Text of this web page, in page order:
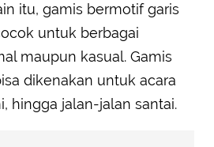
itu, gamis bermotif garis
untuk berbagai
maupun kasual. Gamis
dikenakan untuk acara
hingga jalan-jalan santai.